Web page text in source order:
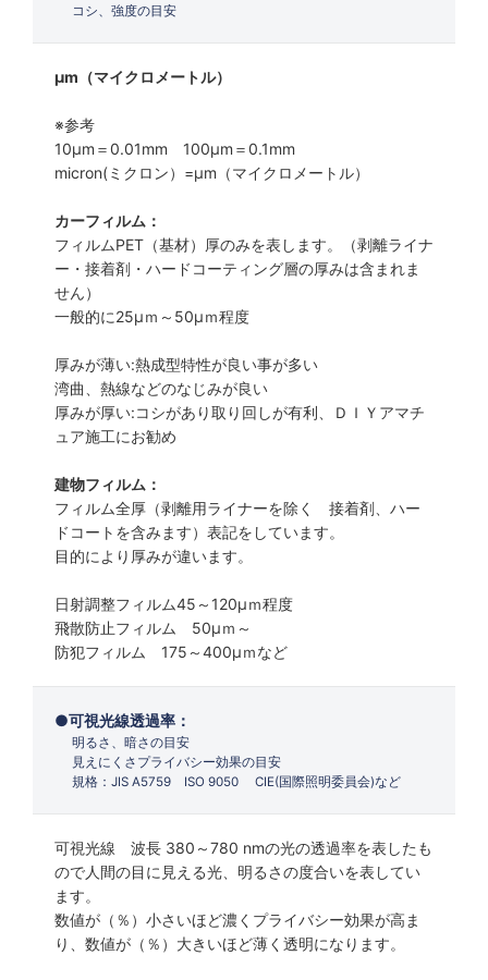
コシ、強度の目安
μm（マイクロメートル）
※参考
10μm＝0.01mm 100μm＝0.1mm
micron(ミクロン）=µm（マイクロメートル）
カーフィルム：
フィルムPET（基材）厚のみを表します。（剥離ライナ
ー・接着剤・ハードコーティング層の厚みは含まれま
せん）
一般的に25µｍ～50µｍ程度
厚みが薄い:熱成型特性が良い事が多い
湾曲、熱線などのなじみが良い
厚みが厚い:コシがあり取り回しが有利、ＤＩＹアマチ
ュア施工にお勧め
建物フィルム：
フィルム全厚（剥離用ライナーを除く 接着剤、ハー
ドコートを含みます）表記をしています。
目的により厚みが違います。
日射調整フィルム45～120µｍ程度
飛散防止フィルム 50µｍ～
防犯フィルム 175～400µｍなど
可視光線透過率：
明るさ、暗さの目安
見えにくさプライバシー効果の目安
規格：JIS A5759 ISO 9050 CIE(国際照明委員会)など
可視光線 波長 380～780 nmの光の透過率を表したも
ので人間の目に見える光、明るさの度合いを表してい
ます。
数値が（％）小さいほど濃くプライバシー効果が高ま
り、数値が（％）大きいほど薄く透明になります。